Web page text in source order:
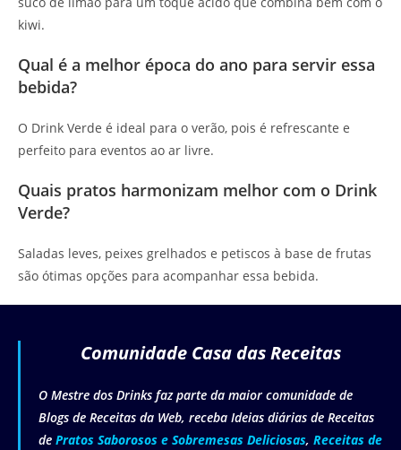
kiwi.
Qual é a melhor época do ano para servir essa
bebida?
O Drink Verde é ideal para o verão, pois é refrescante e
perfeito para eventos ao ar livre.
Quais pratos harmonizam melhor com o Drink
Verde?
Saladas leves, peixes grelhados e petiscos à base de frutas
são ótimas opções para acompanhar essa bebida.
Comunidade Casa das Receitas
O Mestre dos Drinks faz parte da maior comunidade de
Blogs de Receitas da Web, receba Ideias diárias de Receitas
de Pratos Saborosos e Sobremesas Deliciosas, Receitas de